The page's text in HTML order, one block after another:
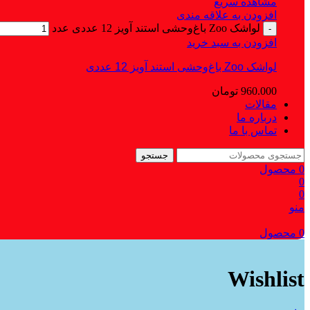
افزودن به علاقه مندی
-
لواشک Zoo باغ‌وحشی استند آویز 12 عددی عدد
افزودن به سبد خرید
لواشک Zoo باغ‌وحشی استند آویز 12 عددی
960.000 تومان
مقالات
درباره ما
تماس با ما
جستجو
0 محصول
0
0
منو
0 محصول
Wishlist